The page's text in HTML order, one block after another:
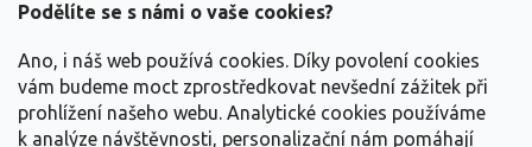
Podělíte se s námi o vaše cookies?
Ano, i náš web používá cookies. Díky povolení cookies
vám budeme moct zprostředkovat nevšední zážitek při
prohlížení našeho webu. Analytické cookies používáme
k analýze návštěvnosti, personalizační nám pomáhají
Vše o nákupu
Informace pro Vás